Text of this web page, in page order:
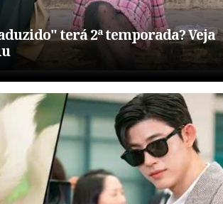
terá 2ª temporada? Veja